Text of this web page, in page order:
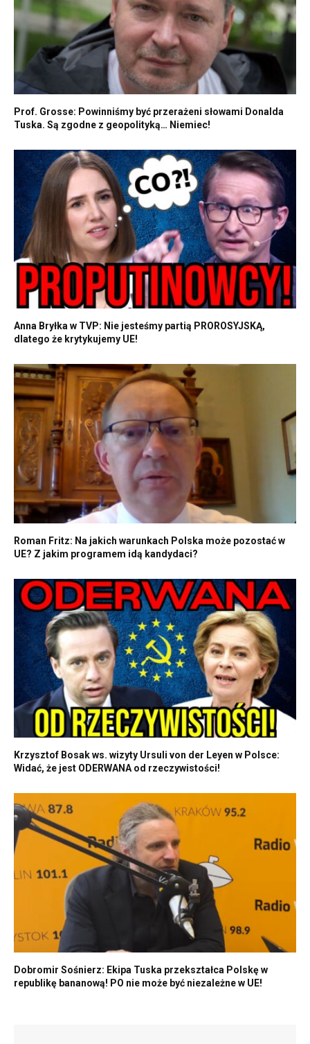
Prof. Grosse: Powinniśmy być przerażeni słowami Donalda
Tuska. Są zgodne z geopolityką… Niemiec!
Anna Bryłka w TVP: Nie jesteśmy partią PROROSYJSKĄ,
dlatego że krytykujemy UE!
Roman Fritz: Na jakich warunkach Polska może pozostać w
UE? Z jakim programem idą kandydaci?
Krzysztof Bosak ws. wizyty Ursuli von der Leyen w Polsce:
Widać, że jest ODERWANA od rzeczywistości!
Dobromir Sośnierz: Ekipa Tuska przekształca Polskę w
republikę bananową! PO nie może być niezależne w UE!